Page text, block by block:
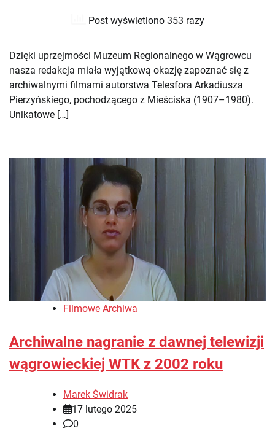
Post wyświetlono 353 razy
Dzięki uprzejmości Muzeum Regionalnego w Wągrowcu
nasza redakcja miała wyjątkową okazję zapoznać się z
archiwalnymi filmami autorstwa Telesfora Arkadiusza
Pierzyńskiego, pochodzącego z Mieściska (1907–1980).
Unikatowe […]
Filmowe Archiwa
Archiwalne nagranie z dawnej telewizji
wągrowieckiej WTK z 2002 roku
Marek Świdrak
17 lutego 2025
0